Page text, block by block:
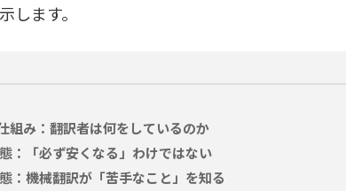
します。
組み：翻訳者は何をしているのか
：「必ず安くなる」わけではない
：機械翻訳が「苦手なこと」を知る